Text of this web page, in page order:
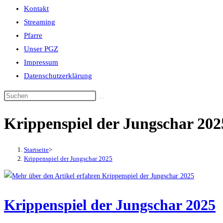
Kontakt
Streaming
Pfarre
Unser PGZ
Impressum
Datenschutzerklärung
Krippenspiel der Jungschar
Startseite>
Krippenspiel der Jungschar 2025
Krippenspiel der Jungschar 2025